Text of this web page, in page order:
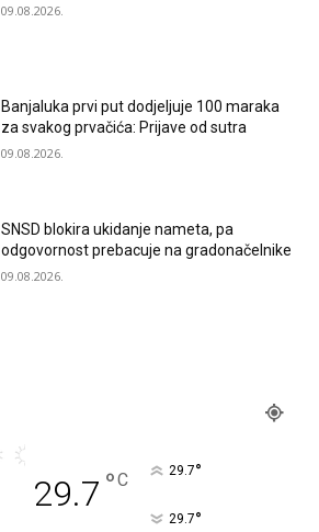
09.08.2026.
Banjaluka prvi put dodjeljuje 100 maraka
za svakog prvačića: Prijave od sutra
09.08.2026.
SNSD blokira ukidanje nameta, pa
odgovornost prebacuje na gradonačelnike
09.08.2026.
29.7 °C 29.7°
29.7°